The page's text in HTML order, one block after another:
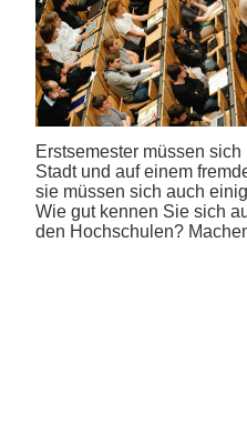
Erstsemester müssen
Stadt und auf einem
sie müssen sich auch
Wie gut kennen Sie sich
den Hochschulen?